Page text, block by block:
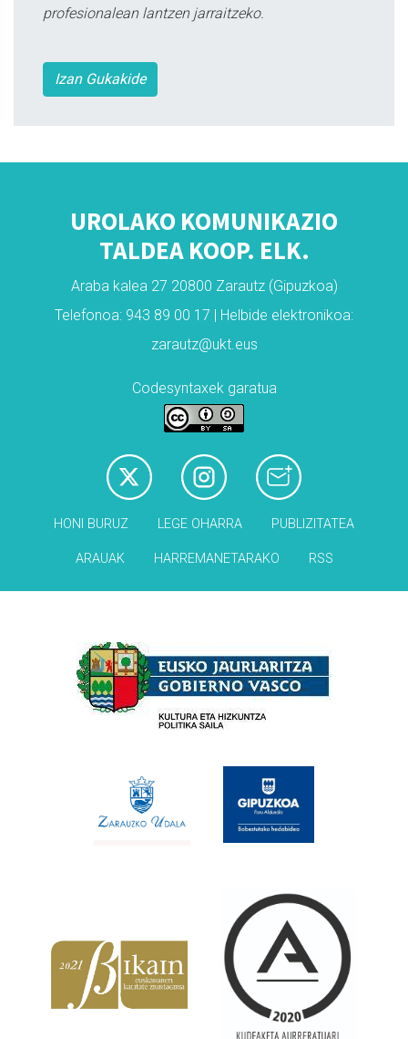
profesionalean lantzen jarraitzeko.
Izan Gukakide
UROLAKO KOMUNIKAZIO
TALDEA KOOP. ELK.
Araba kalea 27 20800 Zarautz (Gipuzkoa)
Telefonoa: 943 89 00 17 | Helbide elektronikoa:
zarautz@ukt.eus
Codesyntaxek garatua
HONI BURUZ LEGE OHARRA PUBLIZITATEA
ARAUAK HARREMANETARAKO RSS